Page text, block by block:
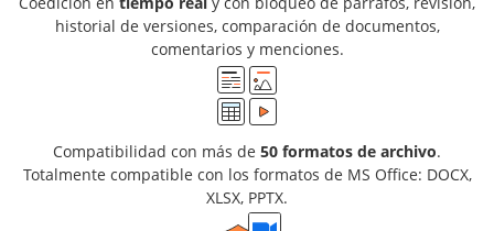
historial de versiones, comparación de documentos,
comentarios y menciones.
Compatibilidad con más de 50 formatos de archivo.
Totalmente compatible con los formatos de MS Office: DOCX,
XLSX, PPTX.